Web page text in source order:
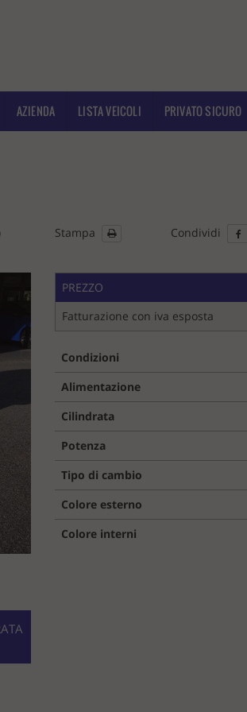
AZIENDA LISTA VEICOLI PRIVATO SICURO
Stampa Condividi
PREZZO
Fatturazione con iva esposta
Condizioni
Alimentazione
Cilindrata
Potenza
Tipo di cambio
Colore esterno
Colore interni